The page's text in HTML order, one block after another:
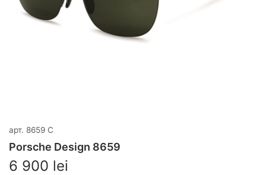
арт. 8659 C
Porsche Design 8659
6 900 lei